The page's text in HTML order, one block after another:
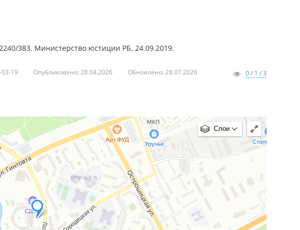
383, Министерство юстиции РБ, 24.09.2019.
19 Опубликовано: 28.04.2026 Обновлено: 28.07.2026 0 / 1 / 3
Слои